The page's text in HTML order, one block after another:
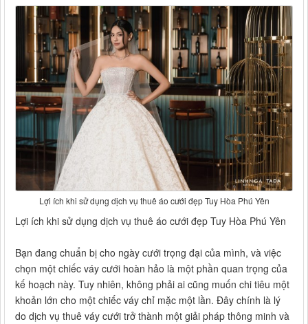
Lợi ích khi sử dụng dịch vụ thuê áo cưới đẹp Tuy Hòa Phú Yên
Lợi ích khi sử dụng dịch vụ thuê áo cưới đẹp Tuy Hòa Phú Yên
Bạn đang chuẩn bị cho ngày cưới trọng đại của mình, và việc
chọn một chiếc váy cưới hoàn hảo là một phần quan trọng của
kế hoạch này. Tuy nhiên, không phải ai cũng muốn chi tiêu một
khoản lớn cho một chiếc váy chỉ mặc một lần. Đây chính là lý
do dịch vụ thuê váy cưới trở thành một giải pháp thông minh và